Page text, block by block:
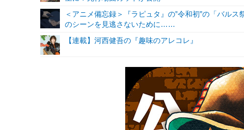
＜アニメ備忘録＞『ラピュタ』の‟令和初”の「バル
のシーンを見逃さないために……
【連載】河西健吾の『趣味のアレコレ』